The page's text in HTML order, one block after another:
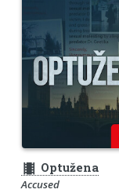
theaters Optužena
Accused